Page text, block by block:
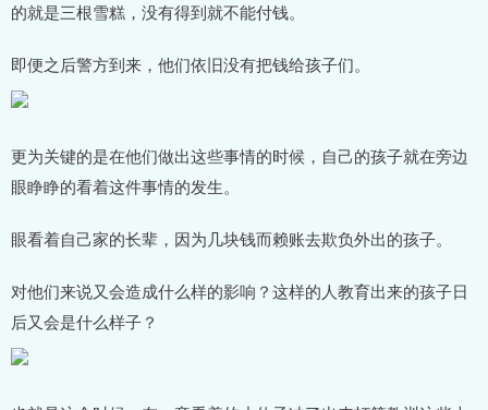
的就是三根雪糕，没有得到就不能付钱。
即便之后警方到来，他们依旧没有把钱给孩子们。
更为关键的是在他们做出这些事情的时候，自己的孩子就在旁边
眼睁睁的看着这件事情的发生。
眼看着自己家的长辈，因为几块钱而赖账去欺负外出的孩子。
对他们来说又会造成什么样的影响？这样的人教育出来的孩子日
后又会是什么样子？